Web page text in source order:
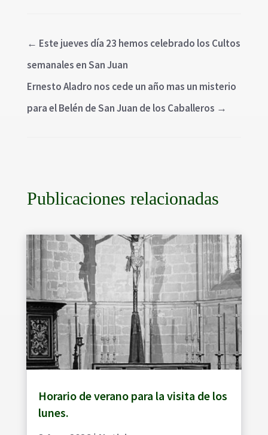
← Este jueves día 23 hemos celebrado los Cultos
semanales en San Juan
Ernesto Aladro nos cede un año mas un misterio
para el Belén de San Juan de los Caballeros →
Publicaciones relacionadas
Horario de verano para la visita de los
lunes.